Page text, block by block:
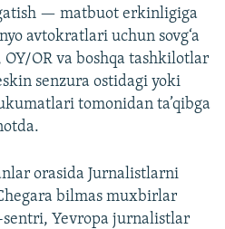
— matbuot erkinligiga
avtokratlari uchun sovg‘a
OY/OR va boshqa tashkilotlar
senzura ostidagi yoki
tomonidan ta’qibga
orasida Jurnalistlarni
bilmas muxbirlar
Yevropa jurnalistlar